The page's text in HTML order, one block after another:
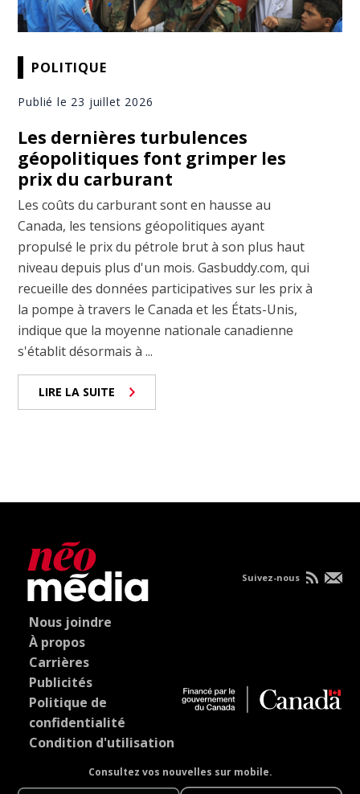
POLITIQUE
Publié le 23 juillet 2026
Les dernières turbulences
géopolitiques font grimper les
prix du carburant
Les coûts du carburant sont en hausse au
Canada, les tensions géopolitiques ayant
propulsé le prix du pétrole brut à son plus haut
niveau depuis plus d'un mois. Gasbuddy.com, qui
recueille des données participatives sur les prix à
la pompe à travers le Canada et les États-Unis,
indique que la moyenne nationale canadienne
s'établit désormais à ...
LIRE LA SUITE
Nous joindre
À propos
Carrières
Publicités
Politique de
confidentialité
Condition d'utilisation
Consultez vos nouvelles sur mobile.
Suivez-nous